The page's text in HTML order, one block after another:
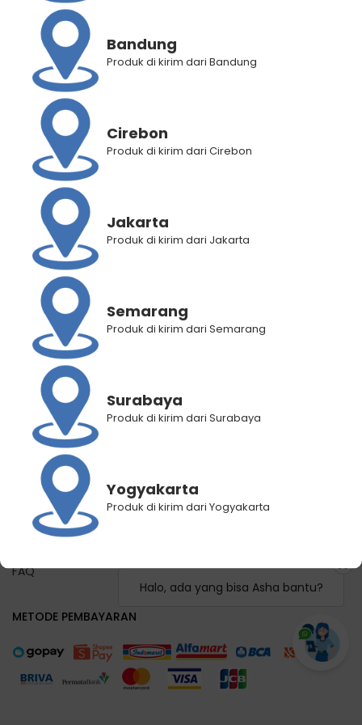
Halo, ada yang bisa Asha bantu?
BANTUAN
Panduan Pembelian
Panduan Registrasi
Panduan Pemilihan Cabang Pengiriman
Panduan Lacak Pengiriman
Lacak Pengiriman
Hubungi Kami
KEBIJAKAN KAMI
Syarat dan Ketentuan
FAQ
METODE PEMBAYARAN
Bandung
Produk di kirim dari Bandung
Cirebon
Produk di kirim dari Cirebon
Jakarta
Produk di kirim dari Jakarta
Semarang
Produk di kirim dari Semarang
Surabaya
Produk di kirim dari Surabaya
Yogyakarta
Produk di kirim dari Yogyakarta